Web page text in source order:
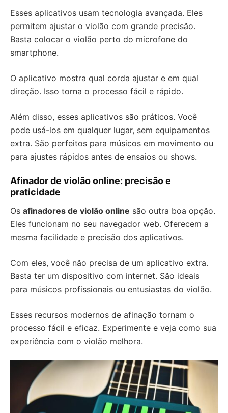
Esses aplicativos usam tecnologia avançada. Eles
permitem ajustar o violão com grande precisão.
Basta colocar o violão perto do microfone do
smartphone.
O aplicativo mostra qual corda ajustar e em qual
direção. Isso torna o processo fácil e rápido.
Além disso, esses aplicativos são práticos. Você
pode usá-los em qualquer lugar, sem equipamentos
extra. São perfeitos para músicos em movimento ou
para ajustes rápidos antes de ensaios ou shows.
Afinador de violão online: precisão e
praticidade
Os afinadores de violão online são outra boa opção.
Eles funcionam no seu navegador web. Oferecem a
mesma facilidade e precisão dos aplicativos.
Com eles, você não precisa de um aplicativo extra.
Basta ter um dispositivo com internet. São ideais
para músicos profissionais ou entusiastas do violão.
Esses recursos modernos de afinação tornam o
processo fácil e eficaz. Experimente e veja como sua
experiência com o violão melhora.